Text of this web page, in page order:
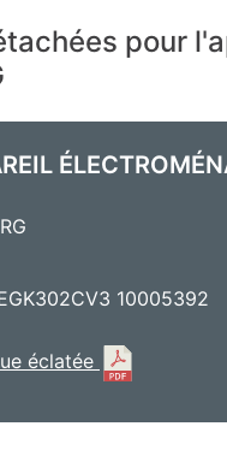
pour
10005392
éclatée